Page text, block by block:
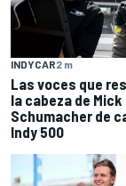
INDYCAR2 m
Las voces que
la cabeza de Mick
Schumacher de
Indy 500